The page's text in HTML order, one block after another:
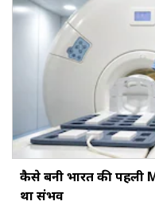
कैसे बनी भारत की पहली
था संभव